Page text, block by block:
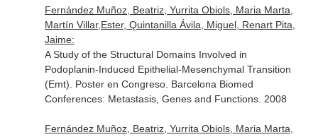
Fernández Muñoz, Beatriz, Yurrita Obiols, Maria Marta,
Martín Villar,Ester, Quintanilla Ávila, Miguel, Renart Pita,
Jaime:
A Study of the Structural Domains Involved in
Podoplanin-Induced Epithelial-Mesenchymal Transition
(Emt). Poster en Congreso. Barcelona Biomed
Conferences: Metastasis, Genes and Functions. 2008
Fernández Muñoz, Beatriz, Yurrita Obiols, Maria Marta,